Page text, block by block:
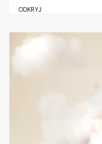
ODKRYJ